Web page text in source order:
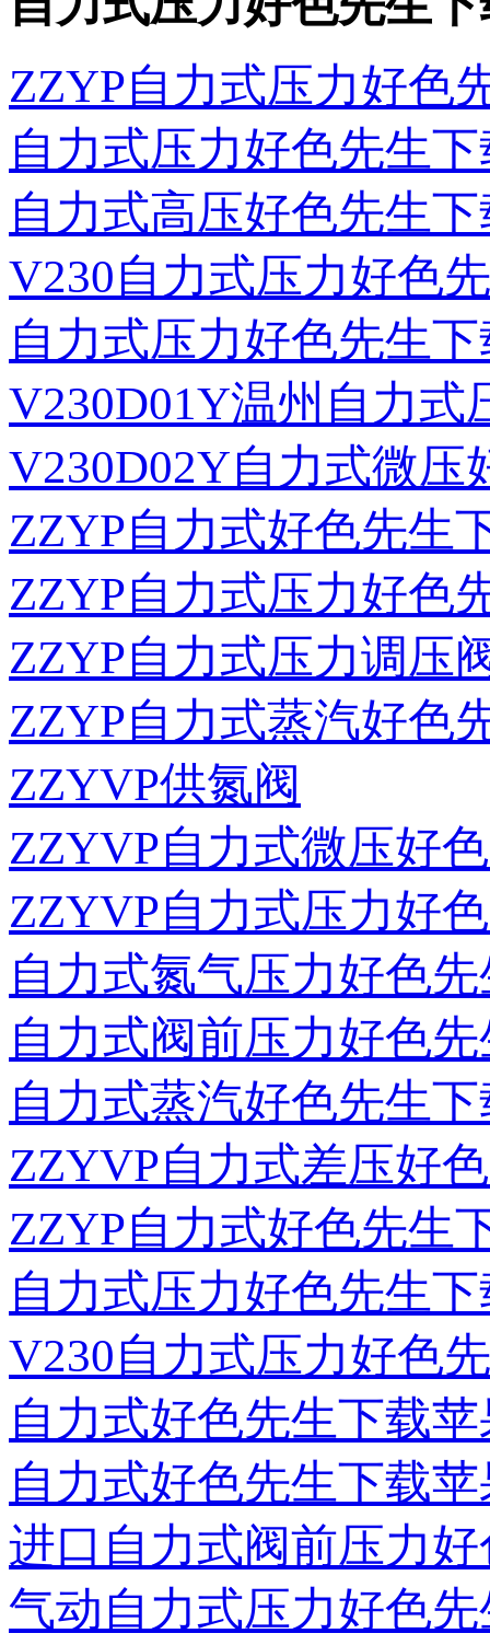
ZZYP自力式压力好色
自力式压力好色先生
自力式高压好色先生
V230自力式压力好色
自力式压力好色先生
V230D01Y温州自力
V230D02Y自力式微压
ZZYP自力式好色先生
ZZYP自力式压力好色
ZZYP自力式压力调压
ZZYP自力式蒸汽好色
ZZYVP供氮阀
ZZYVP自力式微压好
ZZYVP自力式压力好
自力式氮气压力好色
自力式阀前压力好色
自力式蒸汽好色先生
ZZYVP自力式差压好
ZZYP自力式好色先生
自力式压力好色先生
V230自力式压力好色
自力式好色先生下载
自力式好色先生下载
进口自力式阀前压力
气动自力式压力好色